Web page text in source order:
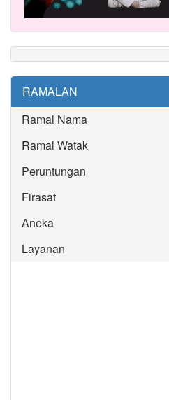
RAMALAN
Ramal Nama
Ramal Watak
Peruntungan
Firasat
Aneka
Layanan